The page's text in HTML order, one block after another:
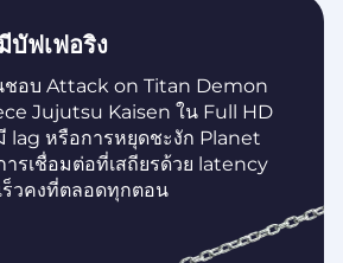
บัฟเฟอริง
อบ Attack on Titan Demon
Jujutsu Kaisen ใน Full HD
lag หรือการหยุดชะงัก Planet
รเชื่อมต่อที่เสถียรด้วย latency
ร็วคงที่ตลอดทุกตอน